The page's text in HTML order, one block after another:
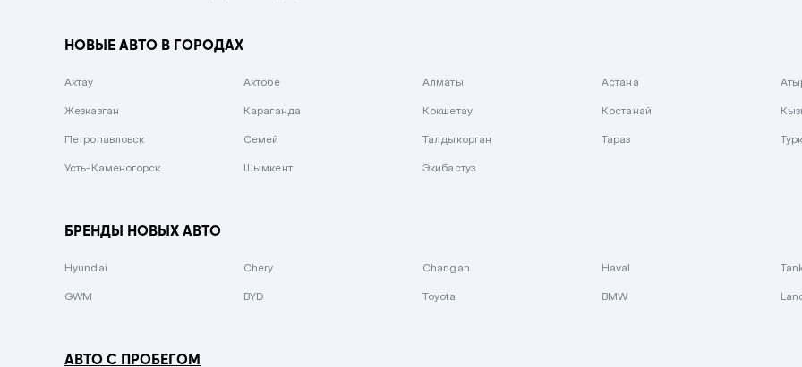
Вишневый
Зеленый металлик
НОВЫЕ АВТО В ГОРОДАХ
Актау Актобе Алматы Астана
Жезказган Караганда Кокшетау Костанай
Петропавловск Семей Талдыкорган Тараз
Усть-Каменогорск Шымкент Экибастуз
БРЕНДЫ НОВЫХ АВТО
Hyundai Chery Changan Haval
GWM BYD Toyota BMW
АВТО С ПРОБЕГОМ